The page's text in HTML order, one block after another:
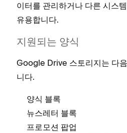
이터를 관리하거나 다른 시스
유용합니다.
지원되는 양식
Google Drive 스토리지는 다
니다.
양식 블록
뉴스레터 블록
프로모션 팝업